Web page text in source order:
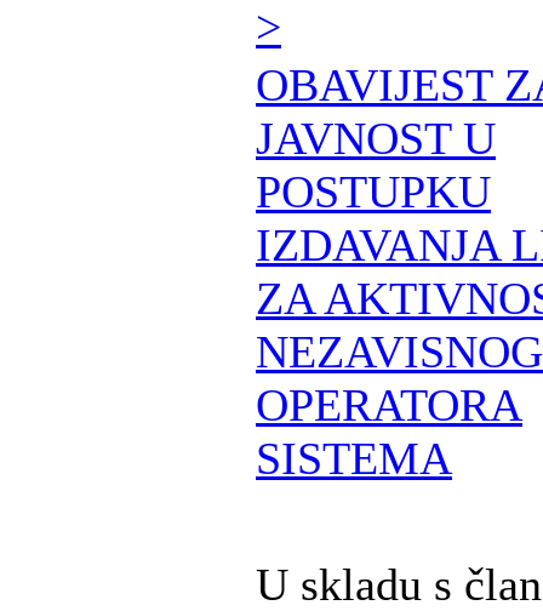
>
OBAVIJEST
JAVNOST U
POSTUPKU
IZDAVANJA
ZA
NEZAVISNOG
OPERATORA
SISTEMA
U skladu s